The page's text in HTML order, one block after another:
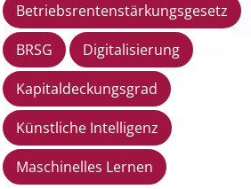
Betriebsrentenstärkungsgesetz
BRSG
Digitalisierung
Kapitaldeckungsgrad
Künstliche Intelligenz
Maschinelles Lernen